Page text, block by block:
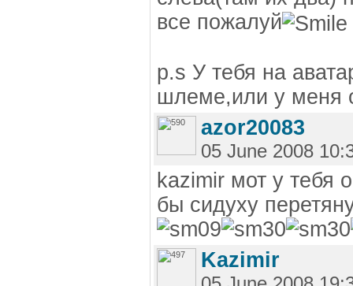
все пожалуй
p.s У тебя на
шлеме,или у меня
azor20083
05 June 2008
kazimir мот у тебя
бы сидуху
Kazimir